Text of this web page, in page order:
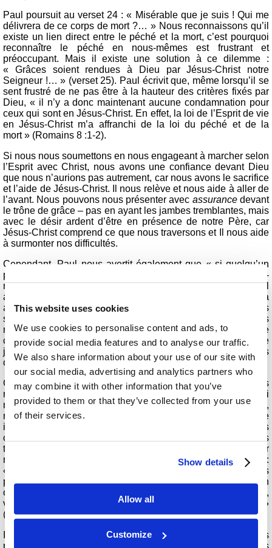
This website uses cookies
We use cookies to personalise content and ads, to
provide social media features and to analyse our traffic.
We also share information about your use of our site with
our social media, advertising and analytics partners who
may combine it with other information that you’ve
provided to them or that they’ve collected from your use
of their services.
Show details
Allow all
Customize
Paul poursuit au verset 24 : « Misérable que je suis ! Qui me
délivrera de ce corps de mort ?… » Nous reconnaissons qu’il
existe un lien direct entre le péché et la mort, c’est pourquoi
reconnaître le péché en nous-mêmes est frustrant et
préoccupant. Mais il existe une solution à ce dilemme :
« Grâces soient rendues à Dieu par Jésus-Christ notre
Seigneur !… » (verset 25). Paul écrivit que, même lorsqu’il se
sent frustré de ne pas être à la hauteur des critères fixés par
Dieu, « il n’y a donc maintenant aucune condamnation pour
ceux qui sont en Jésus-Christ. En effet, la loi de l’Esprit de vie
en Jésus-Christ m’a affranchi de la loi du péché et de la
mort » (Romains 8 :1-2).
Si nous nous soumettons en nous engageant à marcher selon
l’Esprit avec Christ, nous avons une confiance devant Dieu
que nous n’aurions pas autrement, car nous avons le sacrifice
et l’aide de Jésus-Christ. Il nous relève et nous aide à aller de
l’avant. Nous pouvons nous présenter avec assurancedevant
le trône de grâce – pas en ayant les jambes tremblantes, mais
avec le désir ardent d’être en présence de notre Père, car
Jésus-Christ comprend ce que nous traversons et Il nous aide
à surmonter nos difficultés.
Cependant, Paul nous avertit également que « si quelqu’un
pense être quelque chose, quoiqu’il ne soit rien, il s’abuse lui-
même. Que chacun examine ses propres œuvres, et alors il
aura sujet de se glorifier pour lui seul, et non par rapport à
autrui » (Galates 6 :3-4). Nos
(les sacrifices que nous
sommes prêts à faire) révèlent à Dieu les choses auxquelles
nous accordons de la valeur. Quel est notre véritable
comportement en matière de prière, d’étude de la Bible, de
jeûne et de méditation ? À quoi ressemblent nos
conversations avec les autres ?
Cela implique que nous devons être prêts à accepter nos
responsabilités. Il existe un monstre intérieur et séduisant qui
nous dit : « Ne t’inquiètes pas, ce n’est pas ta faute. »Certes,
notre éducation et les personnes qui nous entourent ont une
influence réelle sur nous. Cependant, nous ne pouvons pas
contrôler leurs actions et, en fin de compte, nous sommes
toujours responsables de
, car
nous avons reçu le libre arbitre. Dieu pose cette question :
« Pourquoi dites-vous ce proverbe dans le pays d’Israël : Les
pères ont mangé des raisins verts, et les dents des enfants en
ont été agacées ? Je suis vivant ! dit le Seigneur, l’Éternel,
vous n’aurez plus lieu de dire ce proverbe en Israël »
(Ézéchiel 18 :2-3).
Il ne fait aucun doute que l’environnement créé par les
parents conditionne l’avenir de leurs enfants : soit en les